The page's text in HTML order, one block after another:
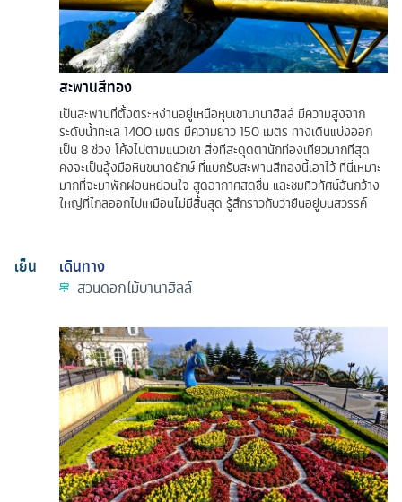
สะพานสีทอง
เป็นสะพานที่ตั้งตระหง่านอยู่เหนือหุบเขาบานาฮิลล์ มีความสูงจาก
ระดับน้ำทะเล 1400 เมตร มีความยาว 150 เมตร ทางเดินแบ่งออก
เป็น 8 ช่วง โค้งไปตามแนวเขา สิ่งที่สะดุดตานักท่องเที่ยวมากที่สุด
คงจะเป็นอุ้งมือหินขนาดยักษ์ ที่แบกรับสะพานสีทองนี้เอาไว้ ที่นี่เหมาะ
มากที่จะมาพักผ่อนหย่อนใจ สูดอากาศสดชื่น และชมทิวทัศน์อันกว้าง
ใหญ่ที่ไกลออกไปเหมือนไม่มีสิ้นสุด รู้สึกราวกับว่ายืนอยู่บนสวรรค์
เย็น
เดินทาง
สวนดอกไม้บานาฮิลล์